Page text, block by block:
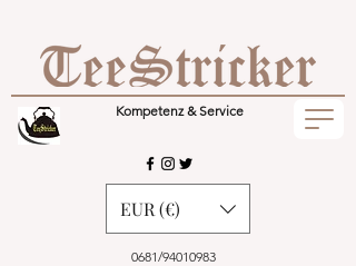
Kompetenz & Service
0681/94010983
EUR (€)